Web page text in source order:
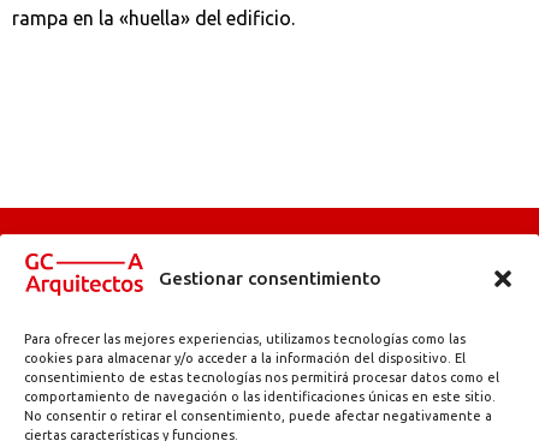
Gestionar consentimiento
Para ofrecer las mejores experiencias, utilizamos tecnologías como las
cookies para almacenar y/o acceder a la información del dispositivo. El
consentimiento de estas tecnologías nos permitirá procesar datos como el
comportamiento de navegación o las identificaciones únicas en este sitio.
No consentir o retirar el consentimiento, puede afectar negativamente a
ciertas características y funciones.
rampa en la «huella» del edificio.
kalea, 11 | 48180 Loiu (Bizkaia) | info@gc-arquitectos.com | T.
971 384
legal–Política de privacidad–Accesibilidad